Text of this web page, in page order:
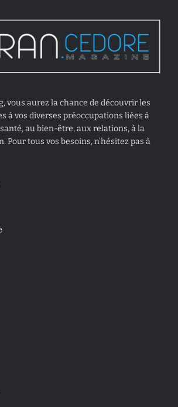
vous aurez la chance de découvrir les
à vos diverses préoccupations liées à
au bien-être, aux relations, à la
Pour tous vos besoins, n’hésitez pas à